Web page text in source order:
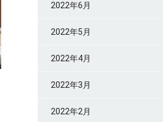
2022年6月
2022年5月
2022年4月
2022年3月
2022年2月